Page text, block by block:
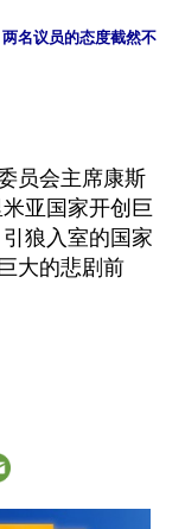
名议员的态度截然不
员会主席康斯
亚国家开创巨
狼入室的国家
大的悲剧前